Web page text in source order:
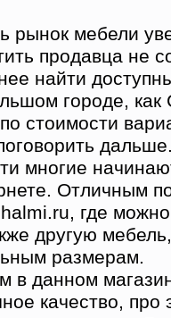
рынок мебели
продавца не
найти
городе, как
стоимости
многие
Отличным
где
другую
размерам.
в данном
качество, про